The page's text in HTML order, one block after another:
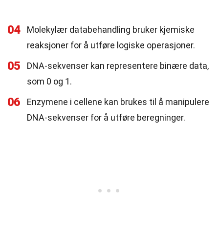
04
Molekylær databehandling bruker kjemiske
reaksjoner for å utføre logiske operasjoner.
05
DNA-sekvenser kan representere binære data,
som 0 og 1.
06
Enzymene i cellene kan brukes til å manipulere
DNA-sekvenser for å utføre beregninger.